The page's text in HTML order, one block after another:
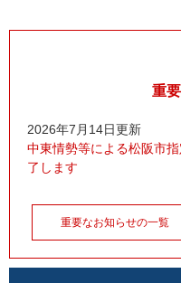
重
2026年7月14日更新
中東情勢等による松阪市
了します
重要なお知らせの一覧